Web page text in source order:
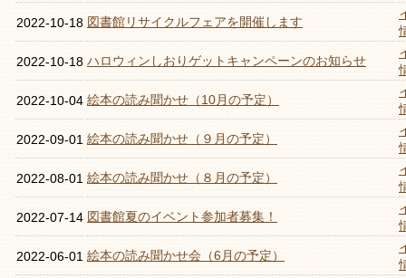
2022-10-18 図書館リサイクルフェアを開催します
2022-10-18 ハロウィンしおりゲットキャンペーンのお知らせ
2022-10-04 絵本の読み聞かせ（10月の予定）
2022-09-01 絵本の読み聞かせ（９月の予定）
2022-08-01 絵本の読み聞かせ（８月の予定）
2022-07-14 図書館夏のイベント参加者募集！
2022-06-01 絵本の読み聞かせ会（6月の予定）